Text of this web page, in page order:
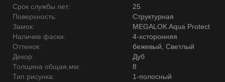
Срок службы лет:
25
Поверхность:
Структурная
Замок:
MEGALOK Aqua Protect
Наличие фаски:
4-хсторонняя
Оттенок:
бежевый, Светлый
Декор:
Дуб
Толщина общая,мм:
8
Тип рисунка:
1-полосный